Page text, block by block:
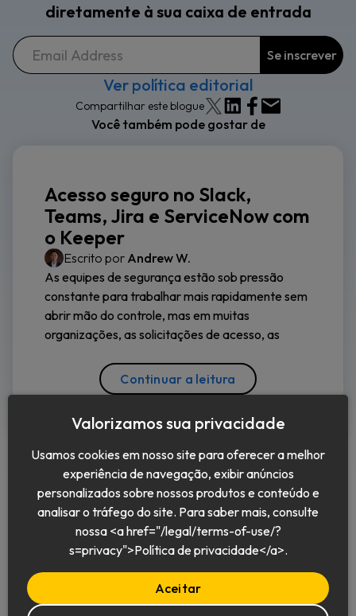
diretamente à sua caixa de entrada
Ver política editorial
Compartilhar este blogue
Você também pode gostar de
Acesso seguro no Slack,
Teams, Jira e ServiceNow com
o Keeper
Escrito por Andrew W.
As equipes de segurança estão sob pressão
constante para trabalhar mais rapidamente sem
abrir mão do controle, mas em muitas
organizações, as solicitações de acesso, as
Continuar a leitura
Português (BR)
Valorizamos sua privacidade
Usamos cookies em nosso site para oferecer a melhor
experiência de navegação, exibir anúncios
personalizados sobre nossos produtos e conteúdo e
analisar o tráfego do site. Para saber mais, consulte
nossa <a href="/legal/terms-of-use/?
s=privacy">Política de privacidade</a>.
Aceitar